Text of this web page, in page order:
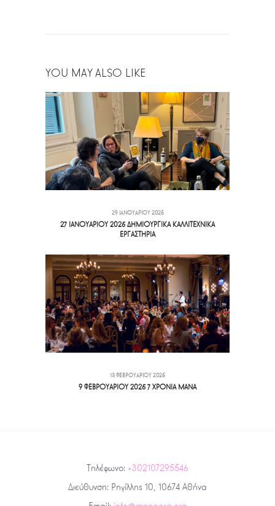
YOU MAY ALSO LIKE
29 ΙΑΝΟΥΑΡΊΟΥ 2025
27 ΙΑΝΟΥΑΡΙΟΥ 2025 ΔΗΜΙΟΥΡΓΙΚΑ ΚΑΛΛΙΤΕΧΝΙΚΑ
ΕΡΓΑΣΤΗΡΙΑ
13 ΦΕΒΡΟΥΑΡΊΟΥ 2025
9 ΦΕΒΡΟΥΑΡΙΟΥ 2025 7 ΧΡΟΝΙΑ ΜΑΝΑ
Τηλέφωνο: +302107295546
Διεύθυνση: Ρηγίλλης 10, 10674 Αθήνα